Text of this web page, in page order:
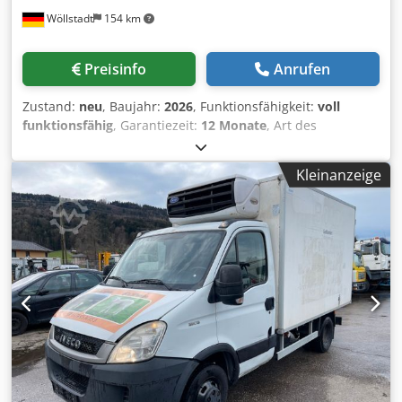
eine Laufleistung von 158.208 km. Mit einem zulässigen
und einem Radstand von 4.325 mm bietet der Sprinter viel
Ladevolumen. Die 4-Zylinder-Maschine ist auf Effizienz
Die Umwelteinstufung erlaubt den Zugang in viele
Innenstädte dank der grünen Plakette. Der Innenraum ist
funktional eingerichtet, mit Platz für zwei Sitze und
verschiedenen Regaloptionen im Kofferraum. Der
Mercedes-Benz Sprinter 310 CDI ist gut gewartet und hat
seine Hauptuntersuchung bis Juni 2026. Eine Besichtigung
ist ohne Anmeldung Chedpfxev H Shhe Aafea möglich, und
auf Wunsch kann eine Lieferung innerhalb Deutschlands
gegen Aufpreis organisiert werden. Verkauf nur an
Gewerbetreibende (Landwirtschaft, Freiberufler, Klein-
und Großgewerbe) oder Export. Irrtum und
Zwischenverkauf vorbehalten.
Wöllstadt 154 km
Preisinfo Anrufen
Zustand: neu, Baujahr: 2026, Funktionsfähigkeit: voll
funktionsfähig, Garantiezeit: 12 Monate, Art des
Wechselstrom (AC)
400 mm, Eingangsspannung:230 V, Minipack Pratika 80
MPS Die Minipack Pratika 80 MPS ist eine vollautomatische
Seitenschweiß‑Verpackungsmaschine. Sie ist für Produkte
mit max. Höhe von 360 mm ausgelegt und eignet sich auch
für sehr lange Produkte. – Vollautomatische
Seitenschweiß‑Verpackungsmaschine
(Endlos‑Seitenschweißung) – Max. Produkthöhe: 360 mm –
Produktlängen über 2 m möglich Cedpfjyant Rsx Aafsha –
Nutzabmessung Siegelbalken: 700 mm – Max.
Folienrollenabmessungen: Ø 350 × 800 mm –
Einlaufbandhöhe: 915 mm – Maschinenabmessungen
(geschlossen): 2.785 × 940 × 1.770 mm –
Maschinenabmessungen (geöffnet): 2.785 × 940 × 2.280
Kleinanzeige